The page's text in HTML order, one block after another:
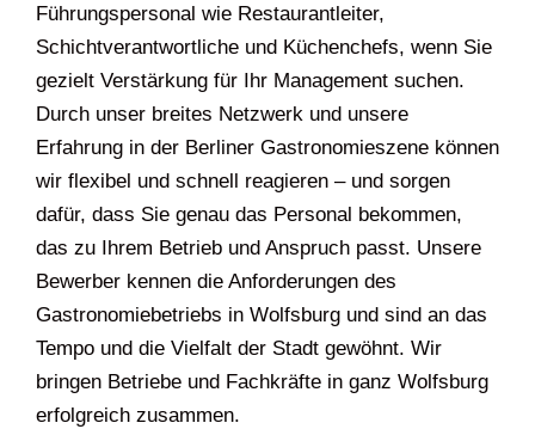
Führungspersonal wie Restaurantleiter,
Schichtverantwortliche und Küchenchefs, wenn Sie
gezielt Verstärkung für Ihr Management suchen.
Durch unser breites Netzwerk und unsere
Erfahrung in der Berliner Gastronomieszene können
wir flexibel und schnell reagieren – und sorgen
dafür, dass Sie genau das Personal bekommen,
das zu Ihrem Betrieb und Anspruch passt. Unsere
Bewerber kennen die Anforderungen des
Gastronomiebetriebs in Wolfsburg und sind an das
Tempo und die Vielfalt der Stadt gewöhnt. Wir
bringen Betriebe und Fachkräfte in ganz Wolfsburg
erfolgreich zusammen.